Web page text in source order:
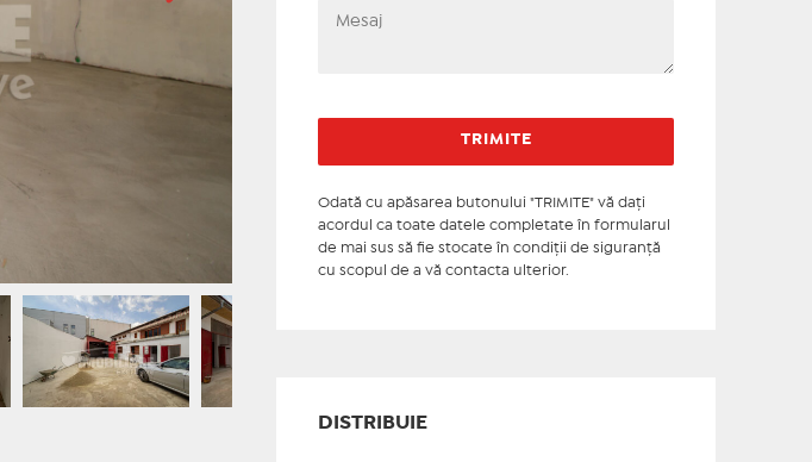
Odată cu apăsarea butonului "TRIMITE" vă daţi
acordul ca toate datele completate în formularul
de mai sus să fie stocate în condiţii de siguranţă
cu scopul de a vă contacta ulterior.
DISTRIBUIE